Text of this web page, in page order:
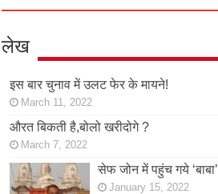
लेख
इस बार चुनाव में उलट फेर के मायने!
March 11, 2022
औरत बिकती है,बोलो खरीदोगे ?
March 7, 2022
सेफ जोन में पहुंच गये ‘बाबा’
January 15, 2022